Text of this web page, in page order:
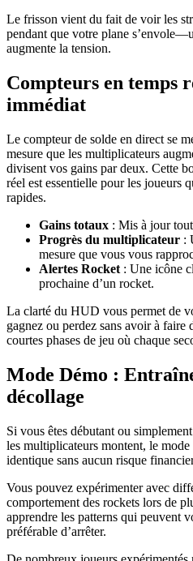
Le frisson vient du fait de voir les
pendant que votre plane
augmente la tension.
Compteurs en temps
immédiat
Le compteur de solde en direct se
mesure que les multiplicateurs
divisent vos gains par deux. Cette
réel est essentielle pour les joueurs
rapides.
Gains totaux : Mis à jour
Progrès du multiplicateur :
mesure que vous vous
Alertes Rocket : Une icône
prochaine d’un rocket.
La clarté du HUD vous permet de
gagnez ou perdez sans avoir à
courtes phases de jeu où chaque
Mode Démo :
décollage
Si vous êtes débutant ou
les multiplicateurs montent, le
identique sans aucun risque
Vous pouvez expérimenter avec
comportement des rockets lors de
apprendre les patterns qui peuvent
préférable d’arrêter.